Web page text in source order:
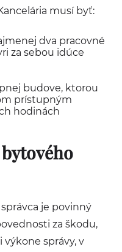
musí byť:
dva pracovné
za sebou idúce
budove, ktorou
prístupným
hodinách
je povinný
za škodu,
správy, v